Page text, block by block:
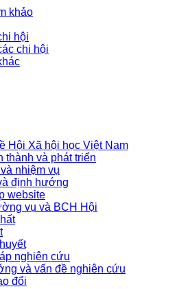
khảo
hội
chi hội
Hội Xã hội học Việt Nam
thành và phát triển
nhiệm vụ
định hướng
website
vụ và BCH Hội
nghiên cứu
và vấn đề nghiên cứu
đổi